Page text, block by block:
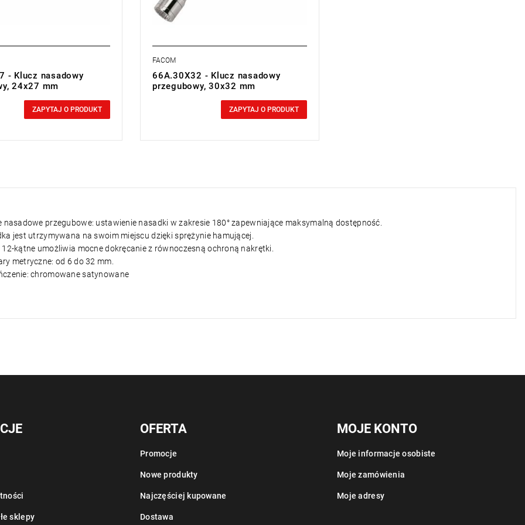
- Klucz nasadowy
24x27 mm
ZAPYTAJ O PRODUKT
FACOM
66A.30X32 - Klucz nasadowy
przegubowy, 30x32 mm
ZAPYTAJ O PRODUKT
nasadowe przegubowe: ustawienie nasadki w zakresie 180° zapewniające maksymalną dostępność.
jest utrzymywana na swoim miejscu dzięki sprężynie hamującej.
12-kątne umożliwia mocne dokręcanie z równoczesną ochroną nakrętki.
metryczne: od 6 do 32 mm.
chromowane satynowane
sklepy
OFERTA
Promocje
Nowe produkty
Najczęściej kupowane
Dostawa
MOJE KONTO
Moje informacje osobiste
Moje zamówienia
Moje adresy